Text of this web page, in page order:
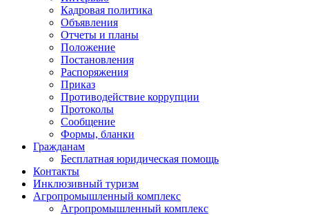
Кадровая политика
Объявления
Отчеты и планы
Положение
Постановления
Распоряжения
Приказ
Противодействие коррупции
Протоколы
Сообщение
Формы, бланки
Гражданам
Бесплатная юридическая помощь
Контакты
Инклюзивный туризм
Агропромышленный комплекс
Агропромышленный комплекс